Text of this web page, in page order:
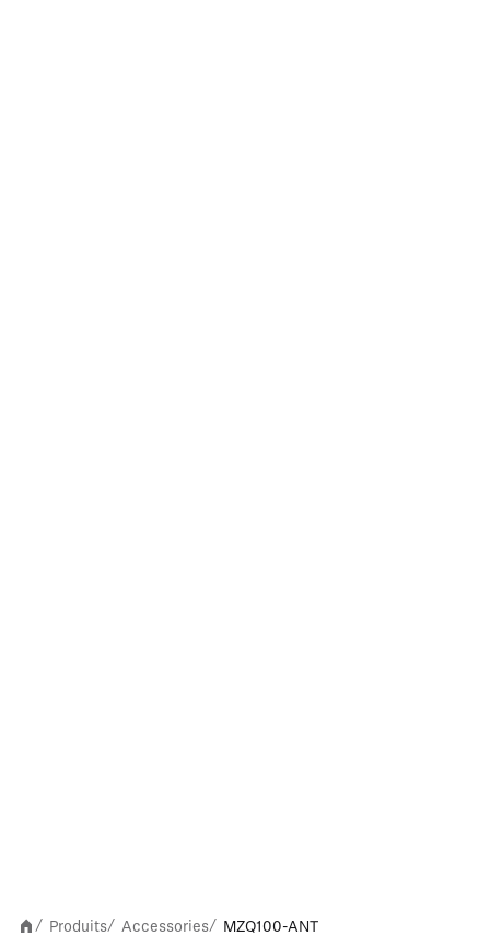
/ Produits/ Accessories/ MZQ100-ANT